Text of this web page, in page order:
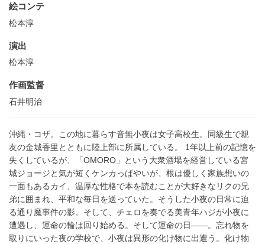
絵コンテ
松本淳
演出
松本淳
作画監督
石井明治
沖縄・コザ。この地に暮らす音無小夜は女子高校生。同級生で親
友の金城香里とともに陸上部に所属している。 1年以上前の記憶を
失くしているが、「OMORO」という大衆酒場を経営している宮
城ジョージと気が短くケンカっぱやいが、根は優しく家族想いの
一面もあるカイ、温厚な性格で本を読むことが大好きなリクの兄
弟に囲まれ、平和な毎日を送っていた。そうした小夜の日常に迫
る通り魔事件の影。そして、チェロを奏でる美青年ハジが小夜に
遭遇し、運命の輪は回り始める。そして運命の日——。忘れ物を
取りにいった夜の学校で、小夜は異形の化け物に出遭う。化け物